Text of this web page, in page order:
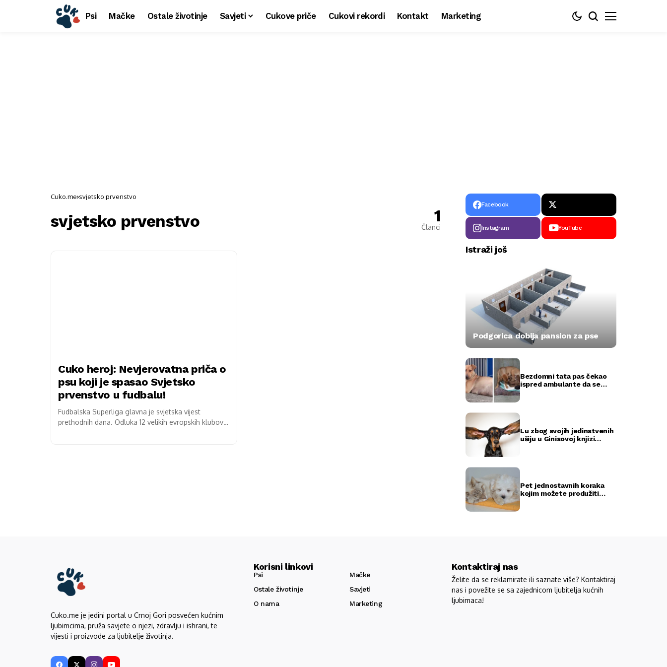
Psi Mačke Ostale životinje Savjeti Cukove priče Cukovi rekordi Kontakt Marketing
Cuko.me svjetsko prvenstvo
svjetsko prvenstvo 1
Članci
Cuko heroj: Nevjerovatna priča o
psu koji je spasao Svjetsko
prvenstvo u fudbalu!
Fudbalska Superliga glavna je svjetska vijest
prethodnih dana. Odluka 12 velikih evropskih klubova
Facebook
Instagram YouTube
Istraži još
Podgorica dobija pansion za pse
Bezdomni tata pas čekao
ispred ambulante da se
Lu zbog svojih jedinstvenih
ušiju u Ginisovoj knjizi
Pet jednostavnih koraka
kojim možete produžiti
Cuko.me je jedini portal u Crnoj Gori posvećen kućnim
ljubimcima, pruža savjete o njezi, zdravlju i ishrani, te
vijesti i proizvode za ljubitelje životinja.
Korisni linkovi
Psi
Mačke
Ostale životinje
Savjeti
O nama
Marketing
Kontaktiraj nas
Želite da se reklamirate ili saznate više? Kontaktiraj
nas i povežite se sa zajednicom ljubitelja kućnih
ljubimaca!